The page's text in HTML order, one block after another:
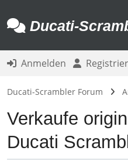
Ducati-
Anmelden
Ducati-Scrambler Forum
Verkaufe
Ducati